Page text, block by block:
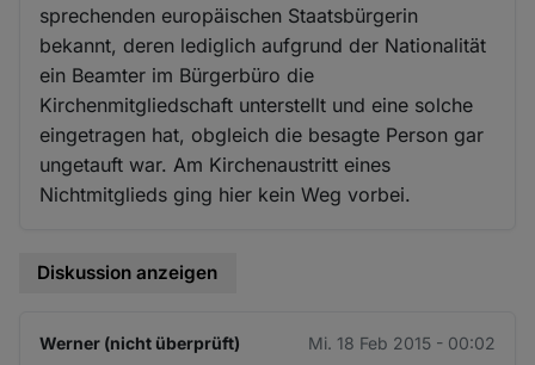
sprechenden europäischen Staatsbürgerin
bekannt, deren lediglich aufgrund der Nationalität
ein Beamter im Bürgerbüro die
Kirchenmitgliedschaft unterstellt und eine solche
eingetragen hat, obgleich die besagte Person gar
ungetauft war. Am Kirchenaustritt eines
Nichtmitglieds ging hier kein Weg vorbei.
Diskussion anzeigen
Werner (nicht überprüft) Mi. 18 Feb 2015 - 00:02